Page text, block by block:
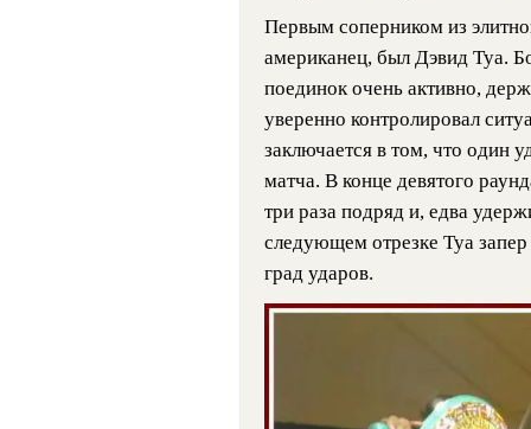
Первым соперником из
американец, был Дэвид Туа.
поединок очень активно,
уверенно контролировал
заключается в том, что один
матча. В конце девятого
три раза подряд и, едва
следующем отрезке Туа
град ударов.